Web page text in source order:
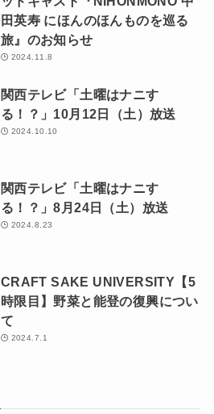
田英寿 にほんのほんものを巡る
旅』のお知らせ
2024.11.8
関西テレビ「土曜はナニす
る！？」10月12日（土）放送
2024.10.10
関西テレビ「土曜はナニす
る！？」8月24日（土）放送
2024.8.23
CRAFT SAKE UNIVERSITY【5
時限目】野菜と能登の復興につい
て
2024.7.1